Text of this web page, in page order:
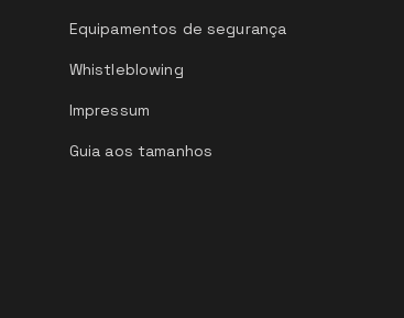
Equipamentos de segurança
Whistleblowing
Impressum
Guia aos tamanhos